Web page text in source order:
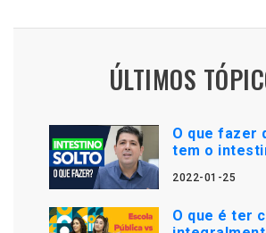
ÚLTIMOS
O que fazer
tem o
2022-01-25
O que é ter